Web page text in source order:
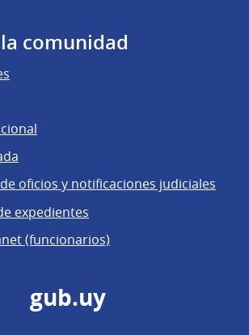
comunidad
oficios y notificaciones judiciales
expedientes
(funcionarios)
gub.uy